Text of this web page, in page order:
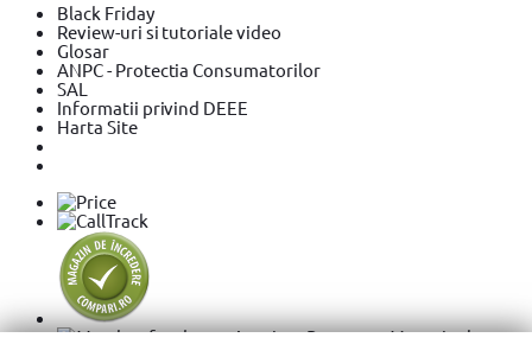
Black Friday
Review-uri si tutoriale video
Glosar
ANPC - Protectia Consumatorilor
SAL
Informatii privind DEEE
Harta Site